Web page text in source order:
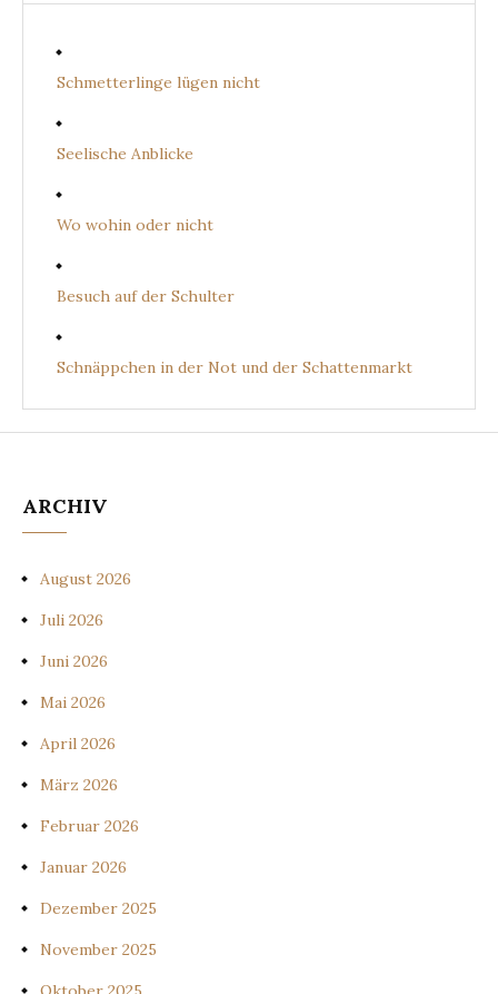
Schmetterlinge lügen nicht
Seelische Anblicke
Wo wohin oder nicht
Besuch auf der Schulter
Schnäppchen in der Not und der Schattenmarkt
ARCHIV
August 2026
Juli 2026
Juni 2026
Mai 2026
April 2026
März 2026
Februar 2026
Januar 2026
Dezember 2025
November 2025